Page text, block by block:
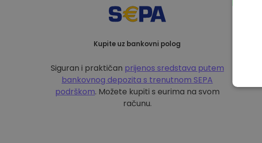
Kupite uz bankovni polog
Siguran i praktičan prijenos sredstava putem
bankovnog depozita s trenutnom SEPA
podrškom. Možete kupiti s eurima na svom
računu.